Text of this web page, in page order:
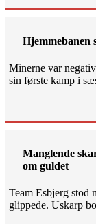
Hjemmebanen
Minerne var
sin første kamp i
Manglende
om guldet
Team Esbjerg stod
glippede. Uskarp